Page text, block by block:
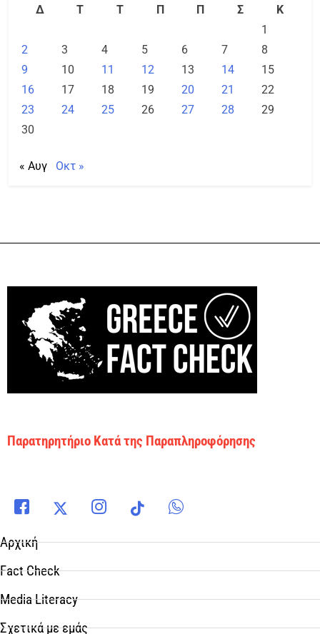
Δ
Τ Τ Π Π Σ
Κ
1
2
3 4 5 6 7
8
9
10 11 12 13 14
15
16
17 18 19 20 21
22
23
24 25 26 27 28
29
30
« Αυγ Οκτ »
Παρατηρητήριο Κατά της Παραπληροφόρησης
Αρχική
Fact Check
Media Literacy
Σχετικά με εμάς